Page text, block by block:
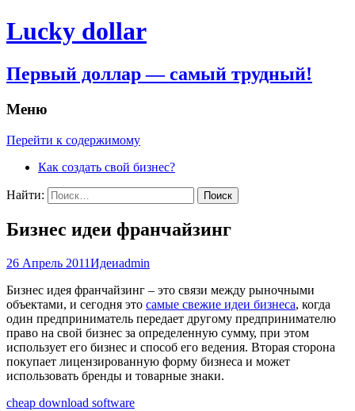
Lucky dollar
Первый доллар — самый трудный!
Меню
Перейти к содержимому
Как создать свой бизнес?
Найти:
Бизнес идеи франчайзинг
26 Апрель 2011Идеиadmin
Бизнес идея франчайзинг – это связи между рыночными
объектами, и сегодня это самые свежие идеи бизнеса, когда
один предприниматель передает другому предпринимателю
право на свой бизнес за определенную сумму, при этом
использует его бизнес и способ его ведения. Вторая сторона
покупает лицензированную форму бизнеса и может
использовать бренды и товарные знаки.
cheap download software